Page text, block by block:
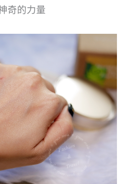
奇的力量